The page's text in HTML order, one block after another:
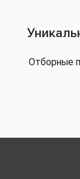
Отборные